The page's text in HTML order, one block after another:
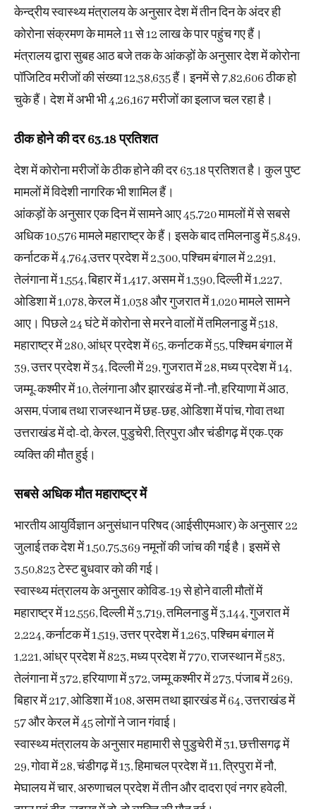
केन्द्रीय स्वास्थ्य मंत्रालय के अनुसार देश में तीन दिन के अंदर ही
कोरोना संक्रमण के मामले 11 से 12 लाख के पार पहुंच गए हैं।
मंत्रालय द्वारा सुबह आठ बजे तक के आंकड़ों के अनुसार देश में कोरोना
पॉजिटिव मरीजों की संख्या 12,38,635 हैं। इनमें से 7,82,606 ठीक हो
चुके हैं। देश में अभी भी 4,26,167 मरीजों का इलाज चल रहा है।
ठीक होने की दर 63.18 प्रतिशत
देश में कोरोना मरीजों के ठीक होने की दर 63.18 प्रतिशत है। कुल पुष्ट
मामलों में विदेशी नागरिक भी शामिल हैं।
आंकड़ों के अनुसार एक दिन में सामने आए 45,720 मामलों में से सबसे
अधिक 10,576 मामले महाराष्ट्र के हैं। इसके बाद तमिलनाडु में 5,849,
कर्नाटक में 4,764,उत्तर प्रदेश में 2,300, पश्चिम बंगाल में 2,291,
तेलंगाना में 1,554, बिहार में 1,417, असम में 1,390, दिल्ली में 1,227,
ओडिशा में 1,078, केरल में 1,038 और गुजरात में 1,020 मामले सामने
आए। पिछले 24 घंटे में कोरोना से मरने वालों में तमिलनाडु में 518,
महाराष्ट्र में 280, आंध्र प्रदेश में 65, कर्नाटक में 55, पश्चिम बंगाल में
39, उत्तर प्रदेश में 34, दिल्ली में 29, गुजरात में 28, मध्य प्रदेश में 14,
जम्मू-कश्मीर में 10, तेलंगाना और झारखंड में नौ-नौ, हरियाणा में आठ,
असम, पंजाब तथा राजस्थान में छह-छह, ओडिशा में पांच, गोवा तथा
उत्तराखंड में दो-दो, केरल, पुडुचेरी, त्रिपुरा और चंडीगढ़ में एक-एक
व्यक्ति की मौत हुई।
सबसे अधिक मौत महाराष्ट्र में
भारतीय आयुर्विज्ञान अनुसंधान परिषद (आईसीएमआर) के अनुसार 22
जुलाई तक देश में 1,50,75,369 नमूनों की जांच की गई है। इसमें से
3,50,823 टेस्ट बुधवार को की गई।
स्वास्थ्य मंत्रालय के अनुसार कोविड-19 से होने वाली मौतों में
महाराष्ट्र में 12,556, दिल्ली में 3,719, तमिलनाडु में 3,144, गुजरात में
2,224, कर्नाटक में 1,519, उत्तर प्रदेश में 1,263, पश्चिम बंगाल में
1,221, आंध्र प्रदेश में 823, मध्य प्रदेश में 770, राजस्थान में 583,
तेलंगाना में 372, हरियाणा में 372, जम्मू कश्मीर में 273, पंजाब में 269,
बिहार में 217, ओडिशा में 108, असम तथा झारखंड में 64, उत्तराखंड में
57 और केरल में 45 लोगों ने जान गंवाई।
स्वास्थ्य मंत्रालय के अनुसार महामारी से पुडुचेरी में 31, छत्तीसगढ़ में
29, गोवा में 28, चंडीगढ़ में 13, हिमाचल प्रदेश में 11, त्रिपुरा में नौ,
मेघालय में चार, अरुणाचल प्रदेश में तीन और दादरा एवं नगर हवेली,